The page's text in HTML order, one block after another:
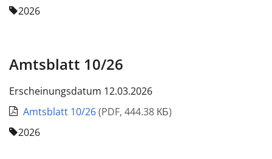
2026
Amtsblatt 10/26
Erscheinungsdatum 12.03.2026
Amtsblatt 10/26(PDF, 444.38 КБ)
2026